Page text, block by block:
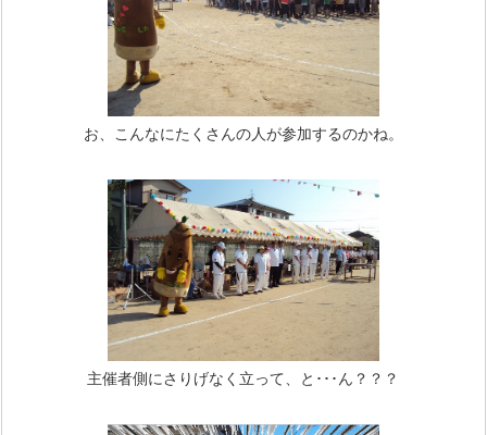
お、こんなにたくさんの人が参加するのかね。
主催者側にさりげなく立って、と･･･ん？？？